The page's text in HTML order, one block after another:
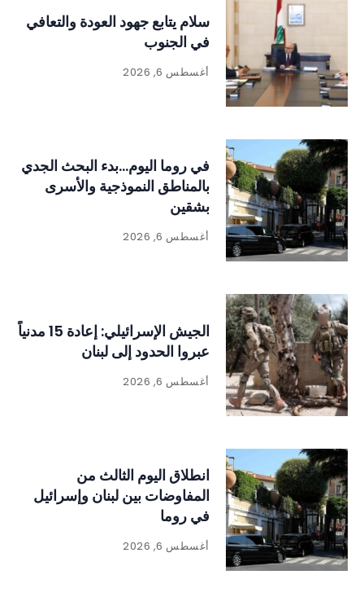
سلام يتابع جهود العودة والتعافي
في الجنوب
أغسطس 6, 2026
في روما اليوم…بدء البحث الجدي
بالمناطق النموذجية والأسرى
بشقين
أغسطس 6, 2026
الجيش الإسرائيلي: إعادة 15 مدنياً
عبروا الحدود إلى لبنان
أغسطس 6, 2026
انطلاق اليوم الثالث من
المفاوضات بين لبنان وإسرائيل
في روما
أغسطس 6, 2026